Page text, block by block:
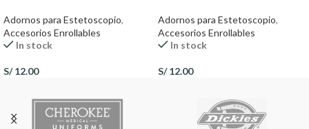
Adornos para Estetoscopio,
Accesorios Enrollables
In stock
S/12.00
Adornos para Estetoscopio,
Accesorios Enrollables
In stock
S/12.00